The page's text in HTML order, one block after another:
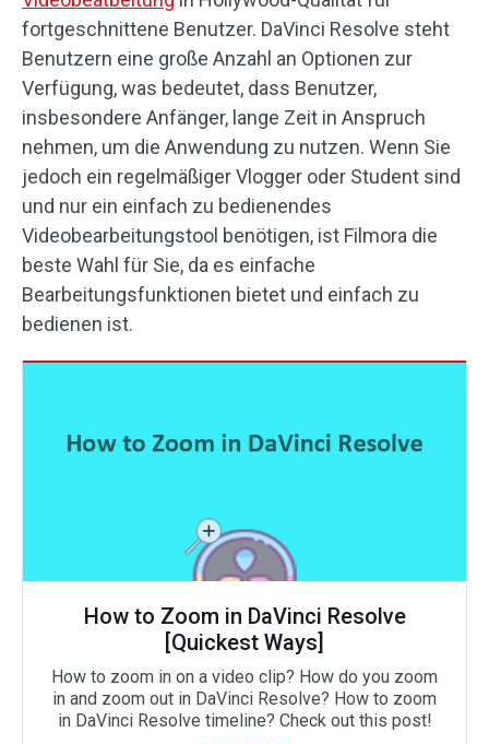
fortgeschnittene Benutzer. DaVinci Resolve steht
Benutzern eine große Anzahl an Optionen zur
Verfügung, was bedeutet, dass Benutzer,
insbesondere Anfänger, lange Zeit in Anspruch
nehmen, um die Anwendung zu nutzen. Wenn Sie
jedoch ein regelmäßiger Vlogger oder Student sind
und nur ein einfach zu bedienendes
Videobearbeitungstool benötigen, ist Filmora die
beste Wahl für Sie, da es einfache
Bearbeitungsfunktionen bietet und einfach zu
bedienen ist.
How to Zoom in DaVinci Resolve
[Quickest Ways]
How to zoom in on a video clip? How do you zoom
in and zoom out in DaVinci Resolve? How to zoom
in DaVinci Resolve timeline? Check out this post!